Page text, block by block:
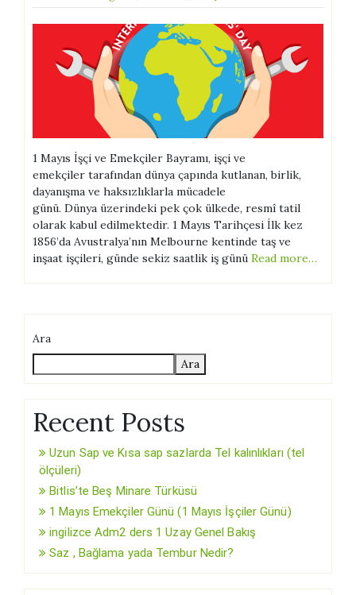
1 Mayıs İşçi ve Emekçiler Bayramı, işçi ve
emekçiler tarafından dünya çapında kutlanan, birlik,
dayanışma ve haksızlıklarla mücadele
günü. Dünya üzerindeki pek çok ülkede, resmî tatil
olarak kabul edilmektedir. 1 Mayıs Tarihçesi İlk kez
1856’da Avustralya’nın Melbourne kentinde taş ve
inşaat işçileri, günde sekiz saatlik iş günü Read more…
Ara
Ara
Recent Posts
Uzun Sap ve Kısa sap sazlarda Tel kalınlıkları (tel
ölçüleri)
Bitlis’te Beş Minare Türküsü
1 Mayıs Emekçiler Günü (1 Mayıs İşçiler Günü)
ingilizce Adm2 ders 1 Uzay Genel Bakış
Saz , Bağlama yada Tembur Nedir?